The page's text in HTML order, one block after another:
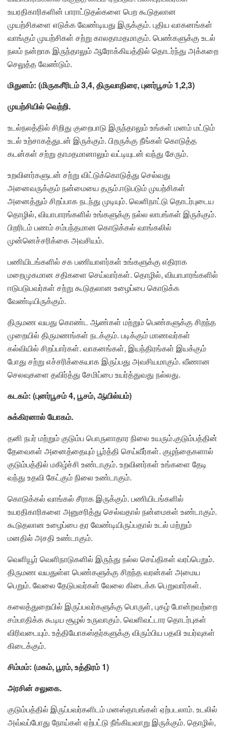
உயரதிகாரிகளின் பாராட்டுதல்களை பெற கூடுதலான
முயற்சிகளை எடுக்க வேண்டியது இருக்கும். புதிய வாகனங்கள்
வாங்கும் முயற்சிகள் சற்று காலதாமதமாகும். பெண்களுக்கு உடல்
நலம் நன்றாக இருந்தாலும் ஆரோக்கியத்தில் தொடர்ந்து அக்கறை
செலுத்த வேண்டும்.
மிதுனம்: (மிருகசீரிடம் 3,4, திருவாதிரை, புனர்பூசம் 1,2,3)
முயற்சியில் வெற்றி.
உடல்நலத்தில் சிறிது குறைபாடு இருந்தாலும் உங்கள் மனம் மட்டும்
உடல் உற்சாகத்துடன் இருக்கும். பிறருக்கு நீங்கள் கொடுத்த
கடன்கள் சற்று தாமதமானாலும் வட்டியுடன் வந்து சேரும்.
உறவினர்களுடன் சற்று விட்டுக்கொடுத்து செல்வது
அனைவருக்கும் நன்மையை தரும்.ஈடுபடும் முயற்சிகள்
அனைத்தும் சிறப்பாக நடந்து முடியும். வெளிநாட்டு தொடர்புடைய
தொழில், வியாபாரங்களில் உங்களுக்கு நல்ல லாபங்கள் இருக்கும்.
பிறரிடம் பணம் சம்பந்தமான கொடுக்கல் வாங்கலில்
முன்னெச்சரிக்கை அவசியம்.
பணியிடங்களில் சக பணியாளர்கள் உங்களுக்கு எதிராக
மறைமுகமான சதிகளை செய்வார்கள். தொழில், வியாபாரங்களில்
ஈடுபடுபவர்கள் சற்று கூடுதலான உழைப்பை கொடுக்க
வேண்டியிருக்கும்.
திருமண வயது கொண்ட ஆண்கள் மற்றும் பெண்களுக்கு சிறந்த
முறையில் திருமணங்கள் நடக்கும். படிக்கும் மாணவர்கள்
கல்வியில் சிறப்பார்கள். வாகனங்கள், இயந்திரங்கள் இயக்கும்
போது சற்று எச்சரிக்கையாக இருப்பது அவசியமாகும். வீணான
செலவுகளை தவிர்த்து சேமிப்பை உயர்த்துவது நல்லது.
கடகம்: (புனர்பூசம் 4, பூசம், ஆயில்யம்)
சுக்கிரனால் யோகம்.
தனி நபர் மற்றும் குடும்ப பொருளாதார நிலை உயரும்.குடும்பத்தின்
தேவைகள் அனைத்தையும் பூர்த்தி செய்வீர்கள். குழந்தைகளால்
குடும்பத்தில் மகிழ்ச்சி உண்டாகும். உறவினர்கள் உங்களை தேடி
வந்து உதவி கேட்கும் நிலை உண்டாகும்.
கொடுக்கல் வாங்கல் சீராக இருக்கும். பணியிடங்களில்
உயரதிகாரிகளை அனுசரித்து செல்வதால் நன்மைகள் உண்டாகும்.
கூடுதலான உழைப்பை தர வேண்டியிருப்பதால் உடல் மற்றும்
மனதில் அசதி உண்டாகும்.
வெளியூர் வெளிநாடுகளில் இருந்து நல்ல செய்திகள் வரப்பெறும்.
திருமண வயதுள்ள பெண்களுக்கு சிறந்த வரன்கள் அமைய
பெறும். வேலை தேடுபவர்கள் வேலை கிடைக்க பெறுவார்கள்.
கலைத்துறையில் இருப்பவர்களுக்கு பொருள், புகழ் போன்றவற்றை
சம்பாதிக்க கூடிய சூழல் உருவாகும். வெளிவட்டார தொடர்புகள்
விரிவடையும். உத்தியோகஸ்தர்களுக்கு விரும்பிய பதவி உயர்வுகள்
கிடைக்கும்.
சிம்மம்: (மகம், பூரம், உத்திரம் 1)
அரசின் சலுகை.
குடும்பத்தில் இருப்பவர்களிடம் மனஸ்தாபங்கள் ஏற்படலாம். உடலில்
அவ்வப்போது நோய்கள் ஏற்பட்டு நீங்கியவாறு இருக்கும். தொழில்,